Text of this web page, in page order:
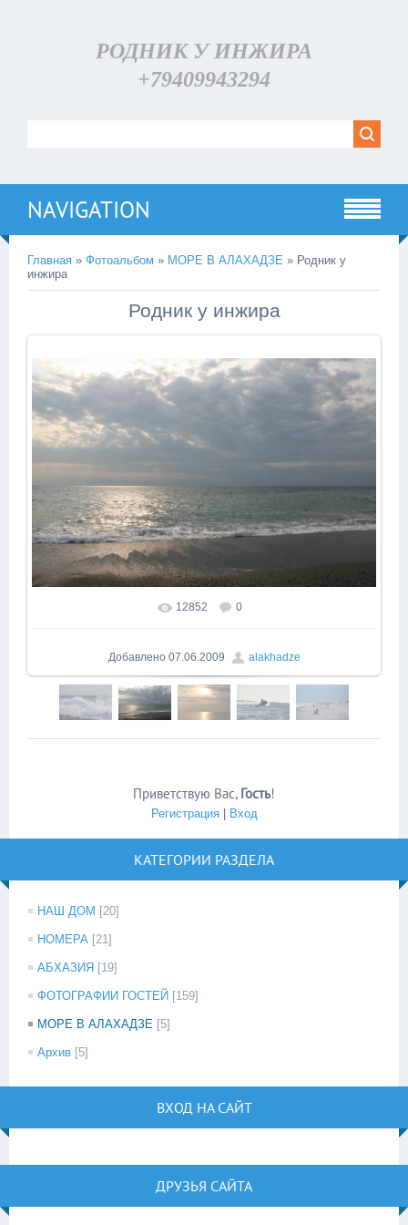
РОДНИК У ИНЖИРА
+79409943294
NAVIGATION
Главная » Фотоальбом » МОРЕ В АЛАХАДЗЕ » Родник у
инжира
Родник у инжира
В реальном размере 1936x1288
12852 0
Добавлено 07.06.2009 alakhadze
Приветствую Вас, Гость!
Регистрация| Вход
КАТЕГОРИИ РАЗДЕЛА
НАШ ДОМ [20]
НОМЕРА [21]
АБХАЗИЯ [19]
ФОТОГРАФИИ ГОСТЕЙ [159]
МОРЕ В АЛАХАДЗЕ [5]
Архив [5]
ВХОД НА САЙТ
ДРУЗЬЯ САЙТА